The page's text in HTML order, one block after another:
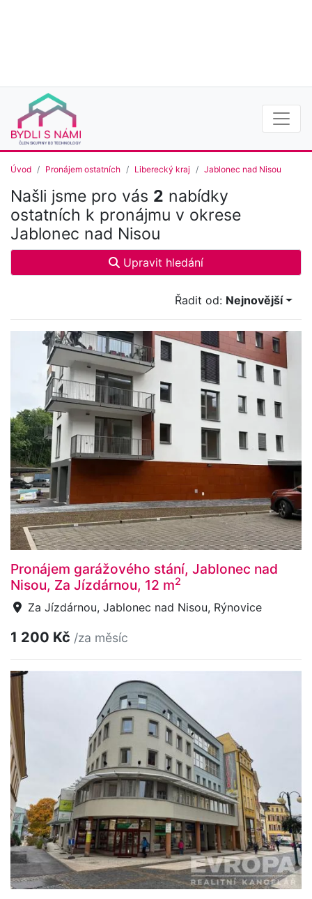
Úvod Pronájem ostatních Liberecký kraj Jablonec nad Nisou
Našli jsme pro vás 2 nabídky
ostatních k pronájmu v okrese
Jablonec nad Nisou
Upravit hledání
Řadit od: Nejnovější
Pronájem garážového stání, Jablonec nad
Nisou, Za Jízdárnou, 12 m2
Za Jízdárnou, Jablonec nad Nisou, Rýnovice
1 200 Kč /za měsíc